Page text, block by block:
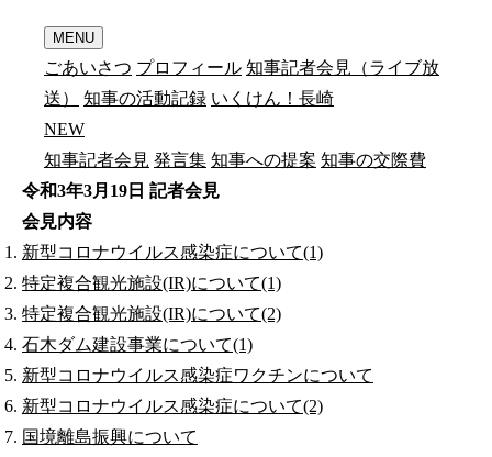
MENU
ごあいさつ プロフィール 知事記者会見（ライブ放
送）
知事の活動記録 いくけん！長崎
NEW
知事記者会見 発言集 知事への提案 知事の交際費
令和3年3月19日 記者会見
会見内容
新型コロナウイルス感染症について(1)
特定複合観光施設(IR)について(1)
特定複合観光施設(IR)について(2)
石木ダム建設事業について(1)
新型コロナウイルス感染症ワクチンについて
新型コロナウイルス感染症について(2)
国境離島振興について